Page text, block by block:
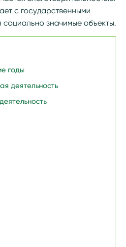
с государственными
социально значимые объекты.
годы
деятельность